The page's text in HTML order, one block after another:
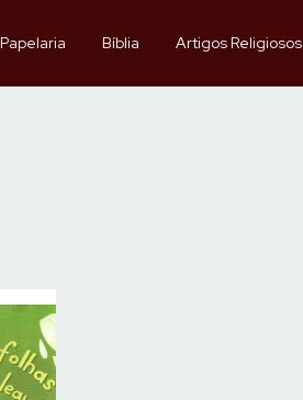
Papelaria Bíblia Artigos Religiosos